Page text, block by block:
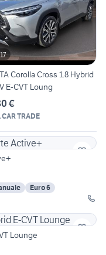
17
Corolla Cross 1.8 Hybrid
E-CVT Loung
€
TRADE
Euro 6
Lounge